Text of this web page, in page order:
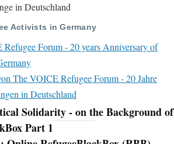
in Deutschland
Activists in Germany
Forum - 20 years Anniversary of
The VOICE Refugee Forum - 20 Jahre
in Deutschland
Solidarity - on the Background of
Part 1